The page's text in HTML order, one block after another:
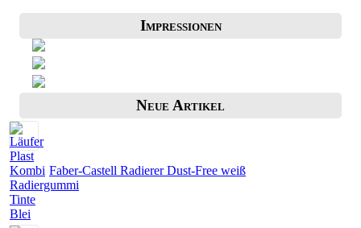
Impressionen
Neue Artikel
Faber-Castell Radierer Dust-Free weiß